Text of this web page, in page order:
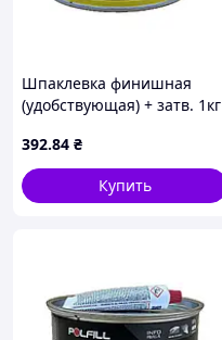
Шпаклевка финишная
(удобствующая) + затв. 1кг
392.84 ₴
Купить